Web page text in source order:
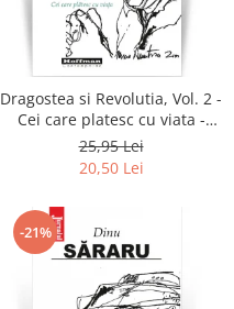
Dragostea si Revolutia, Vol. 2 -
Cei care platesc cu viata -
Dinu Sararu
25,95 Lei
20,50 Lei
-21%